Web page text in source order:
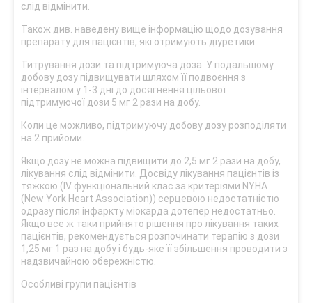
слід відмінити.
Також див. наведену вище інформацію щодо дозування
препарату для пацієнтів, які отримують діуретики.
Титрування дози та підтримуюча доза. У подальшому
добову дозу підвищувати шляхом її подвоєння з
інтервалом у 1-3 дні до досягнення цільової
підтримуючої дози 5 мг 2 рази на добу.
Коли це можливо, підтримуючу добову дозу розподіляти
на 2 прийоми.
Якщо дозу не можна підвищити до 2,5 мг 2 рази на добу,
лікування слід відмінити. Досвіду лікування пацієнтів із
тяжкою (IV функціональний клас за критеріями NYHA
(New York Heart Association)) серцевою недостатністю
одразу після інфаркту міокарда дотепер недостатньо.
Якщо все ж таки прийнято рішення про лікування таких
пацієнтів, рекомендується розпочинати терапію з дози
1,25 мг 1 раз на добу і будь-яке її збільшення проводити з
надзвичайною обережністю.
Особливі групи пацієнтів